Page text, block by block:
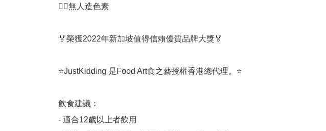
👍🏻無人造色素
🏅榮獲2022年新加坡值得信賴優質品牌大獎🏅
⭐️JustKidding 是Food Art食之藝授權香港總代理。⭐️
飲食建議：
- 適合12歲以上者飲用